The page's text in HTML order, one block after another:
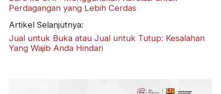
Perdagangan yang Lebih Cerdas
Artikel Selanjutnya:
Jual untuk Buka atau Jual untuk Tutup: Kesalahan
Yang Wajib Anda Hindari